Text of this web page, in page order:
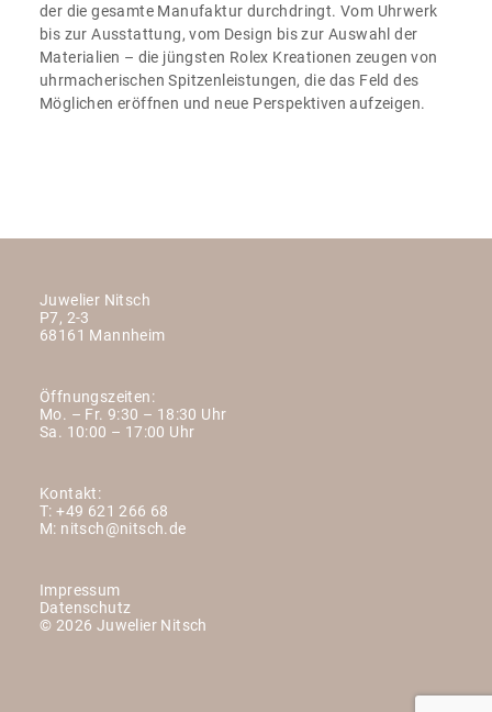
der die gesamte Manufaktur durchdringt. Vom Uhrwerk
bis zur Ausstattung, vom Design bis zur Auswahl der
Materialien – die jüngsten Rolex Kreationen zeugen von
uhrmacherischen Spitzenleistungen, die das Feld des
Möglichen eröffnen und neue Perspektiven aufzeigen.
Juwelier Nitsch
P7, 2-3
68161 Mannheim
Öffnungszeiten:
Mo. – Fr. 9:30 – 18:30 Uhr
Sa. 10:00 – 17:00 Uhr
Kontakt:
T:+49 621 266 68
M: nitsch@nitsch.de
Impressum
Datenschutz
© 2026 Juwelier Nitsch